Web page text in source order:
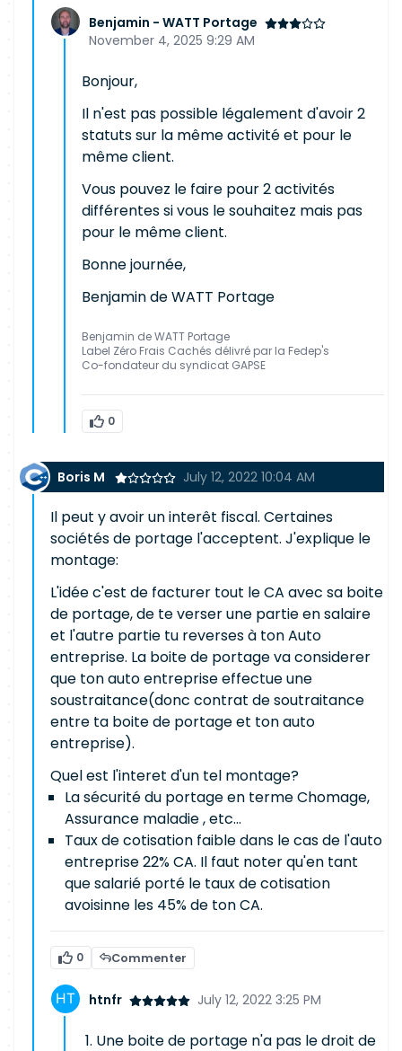
Benjamin - WATT Portage
November 4, 2025 9:29 AM
Bonjour,
Il n'est pas possible légalement d'avoir 2
statuts sur la même activité et pour le
même client.
Vous pouvez le faire pour 2 activités
différentes si vous le souhaitez mais pas
pour le même client.
Bonne journée,
Benjamin de WATT Portage
Benjamin de WATT Portage
Label Zéro Frais Cachés délivré par la Fedep's
Co-fondateur du syndicat GAPSE
0
Boris M July 12, 2022 10:04 AM
Il peut y avoir un interêt fiscal. Certaines
sociétés de portage l'acceptent. J'explique le
montage:
L'idée c'est de facturer tout le CA avec sa boite
de portage, de te verser une partie en salaire
et l'autre partie tu reverses à ton Auto
entreprise. La boite de portage va considerer
que ton auto entreprise effectue une
soustraitance(donc contrat de soutraitance
entre ta boite de portage et ton auto
entreprise).
Quel est l'interet d'un tel montage?
La sécurité du portage en terme Chomage,
Assurance maladie , etc...
Taux de cotisation faible dans le cas de l'auto
entreprise 22% CA. Il faut noter qu'en tant
que salarié porté le taux de cotisation
avoisinne les 45% de ton CA.
0 Commenter
htnfr July 12, 2022 3:25 PM
Une boite de portage n'a pas le droit de